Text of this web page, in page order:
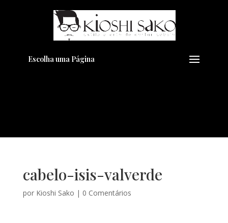
Escolha uma Página
cabelo-isis-valverde
por Kioshi Sako | 0 Comentários
Pensando em transformar seu
Visual??